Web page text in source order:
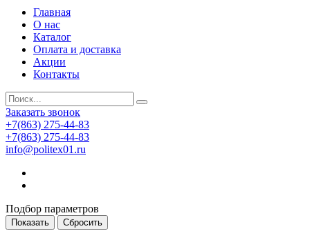
Главная
О нас
Каталог
Оплата и доставка
Акции
Контакты
Заказать звонок
+7(863) 275-44-83
+7(863) 275-44-83
info@politex01.ru
Подбор параметров